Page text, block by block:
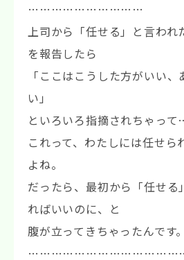
…………………………
上司から「任せる」と言われ
を報告したら
「ここはこうした方がいい
い」
といろいろ指摘されちゃって
これって、わたしには任せら
よね。
だったら、最初から「任せる
ればいいのに、と
腹が立ってきちゃったんです。